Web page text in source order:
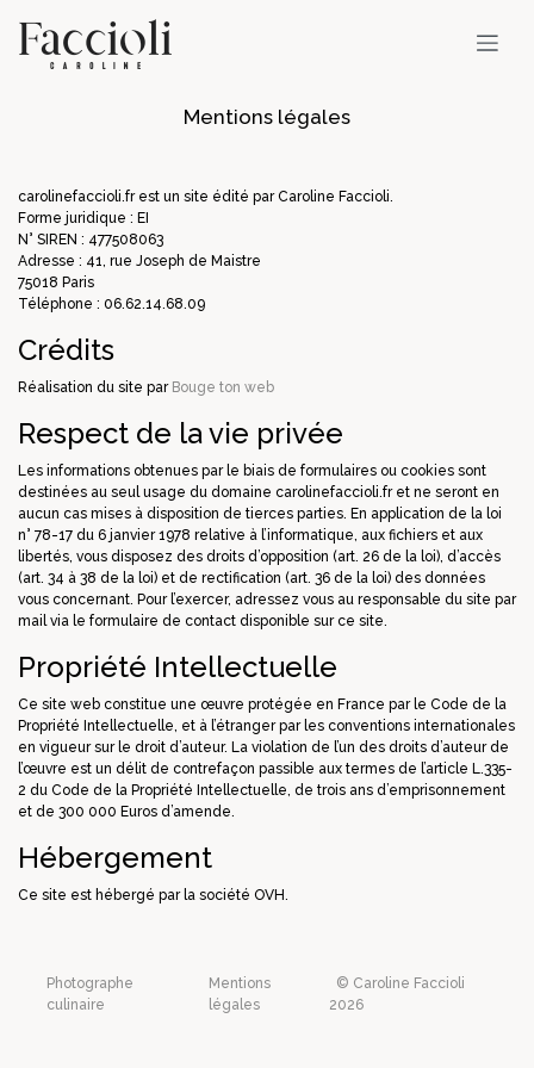
Mentions légales
carolinefaccioli.fr est un site édité par Caroline Faccioli.
Forme juridique : EI
N° SIREN : 477508063
Adresse : 41, rue Joseph de Maistre
75018 Paris
Téléphone : 06.62.14.68.09
Crédits
Réalisation du site par Bouge ton web
Respect de la vie privée
Les informations obtenues par le biais de formulaires ou cookies sont
destinées au seul usage du domaine carolinefaccioli.fr et ne seront en
aucun cas mises à disposition de tierces parties. En application de la loi
n° 78-17 du 6 janvier 1978 relative à l’informatique, aux fichiers et aux
libertés, vous disposez des droits d’opposition (art. 26 de la loi), d’accès
(art. 34 à 38 de la loi) et de rectification (art. 36 de la loi) des données
vous concernant. Pour l’exercer, adressez vous au responsable du site par
mail via le formulaire de contact disponible sur ce site.
Propriété Intellectuelle
Ce site web constitue une œuvre protégée en France par le Code de la
Propriété Intellectuelle, et à l’étranger par les conventions internationales
en vigueur sur le droit d’auteur. La violation de l’un des droits d’auteur de
l’œuvre est un délit de contrefaçon passible aux termes de l’article L.335-
2 du Code de la Propriété Intellectuelle, de trois ans d’emprisonnement
et de 300 000 Euros d’amende.
Hébergement
Ce site est hébergé par la société OVH.
Photographe
culinaire
Mentions
légales
© Caroline Faccioli
2026